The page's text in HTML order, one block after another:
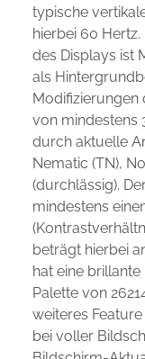
typische
hierbei 60
des Displays ist
als
Modifizierungen
von mindestens
durch aktuelle
Nematic (TN),
(durchlässig).
mindestens
beträgt hierbei
hat eine
Palette von
weiteres
bei voller